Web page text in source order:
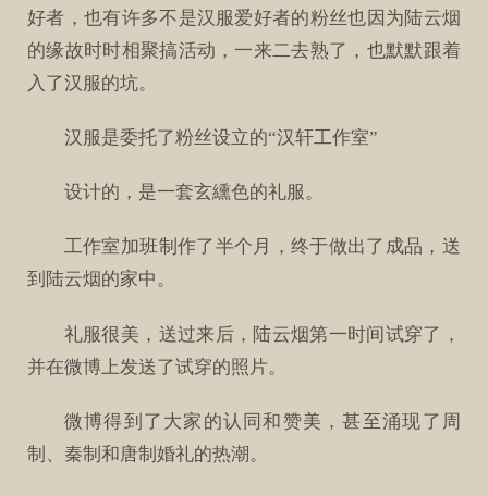
好者，也有许多不是汉服爱好者的粉丝也因为陆云烟
的缘故时时相聚搞活动，一来二去熟了，也默默跟着
入了汉服的坑。
汉服是委托了粉丝设立的“汉轩工作室”
设计的，是一套玄纁色的礼服。
工作室加班制作了半个月，终于做出了成品，送
到陆云烟的家中。
礼服很美，送过来后，陆云烟第一时间试穿了，
并在微博上发送了试穿的照片。
微博得到了大家的认同和赞美，甚至涌现了周
制、秦制和唐制婚礼的热潮。